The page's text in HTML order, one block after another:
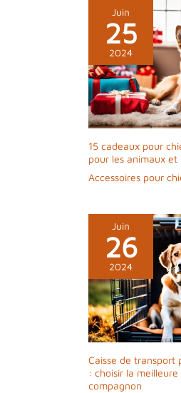
Juin
25
2024
15 cadeaux pour
pour les animaux
Accessoires pour
Juin
26
2024
Caisse de transport
: choisir la
compagnon